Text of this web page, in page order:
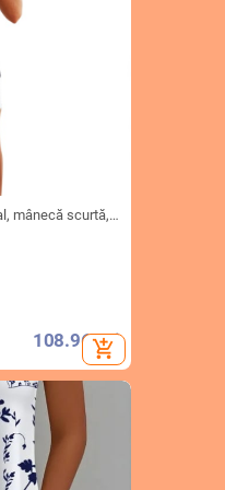
mânecă scurtă,
2021 Amazon
108.96Lei
add_shopping_cart